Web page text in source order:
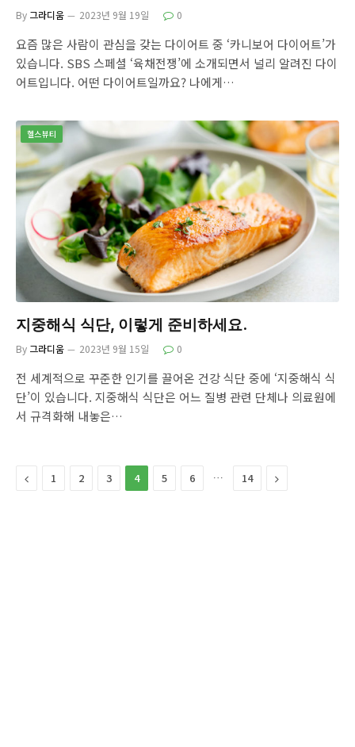
By 그라디움 2023년 9월 19일 0
요즘 많은 사람이 관심을 갖는 다이어트 중 ‘카니보어 다이어트’가
있습니다. SBS 스페셜 ‘육채전쟁’에 소개되면서 널리 알려진 다이
어트입니다. 어떤 다이어트일까요? 나에게…
헬스뷰티
지중해식 식단, 이렇게 준비하세요.
By 그라디움 2023년 9월 15일 0
전 세계적으로 꾸준한 인기를 끌어온 건강 식단 중에 ‘지중해식 식
단’이 있습니다. 지중해식 식단은 어느 질병 관련 단체나 의료원에
서 규격화해 내놓은…
Previous
1 2 3 4 5 6 … 14 Next